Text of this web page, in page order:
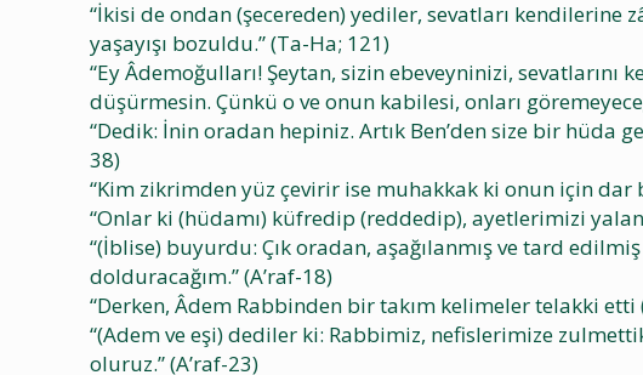
“İkisi de ondan (şecereden) yediler, sevatları
yaşayışı bozuldu.” (Ta-Ha; 121)
“Ey Âdemoğulları! Şeytan, sizin ebeveyninizi,
düşürmesin. Çünkü o ve onun kabilesi, onları
“Dedik: İnin oradan hepiniz. Artık Ben’den size bir
38)
“Kim zikrimden yüz çevirir ise muhakkak ki onun için dar
“Onlar ki (hüdamı) küfredip (reddedip), ayetlerimizi
“(İblise) buyurdu: Çık oradan, aşağılanmış ve tard
dolduracağım.” (A’raf-18)
“Derken, Âdem Rabbinden bir takım kelimeler telakki
“(Adem ve eşi) dediler ki: Rabbimiz, nefislerimize
oluruz.” (A’raf-23)